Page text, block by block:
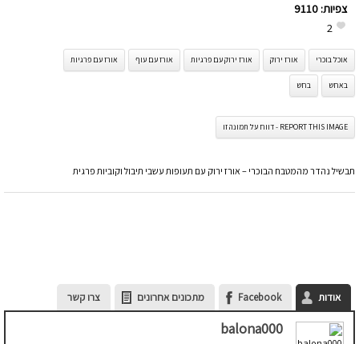
צפיות: 9110
2
אוכל בוכרי אורז ירוק אורז ירוק עם פרגיות אורז עם עוף אורז עם פרגיות
באחש בחש
REPORT THIS IMAGE - דווח על תמונה זו
תבשיל נהדר מהמטבח הבוכרי – אורז ירוק עם תעופות עשבי תיבול וקוביות פרגית
אודות Facebook מתכונים אחרונים צרו קשר
balona000